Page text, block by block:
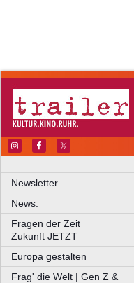
Newsletter.
News.
Fragen der Zeit
Zukunft JETZT
Europa gestalten
Frag' die Welt | Gen Z &